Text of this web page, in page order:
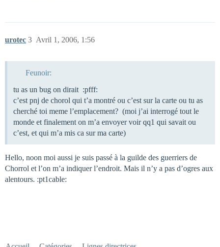
urotec Avril 1, 2006, 1:56
3
Feunoir:
tu as un bug on dirait :pfff:
c’est pnj de chorol qui t’a montré ou c’est sur la carte ou tu as
cherché toi meme l’emplacement? (moi j’ai interrogé tout le
monde et finalement on m’a envoyer voir qq1 qui savait ou
c’est, et qui m’a mis ca sur ma carte)
Hello, noon moi aussi je suis passé à la guilde des guerriers de
Chorrol et l’on m’a indiquer l’endroit. Mais il n’y a pas d’ogres aux
alentours. :pt1cable: